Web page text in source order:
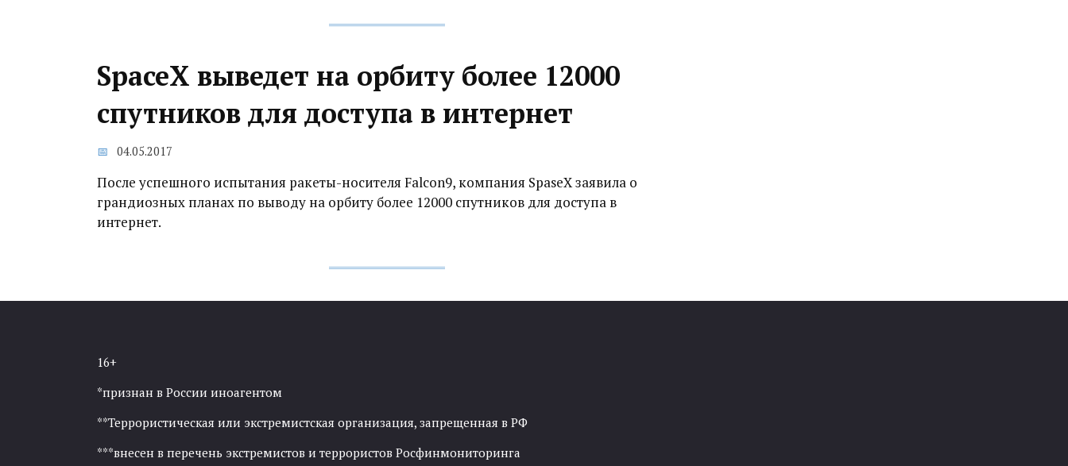
SpaceX выведет на орбиту более 12000
спутников для доступа в интернет
04.05.2017
После успешного испытания ракеты-носителя Falcon9, компания SpaseX заявила о
грандиозных планах по выводу на орбиту более 12000 спутников для доступа в
интернет.
16+
*признан в России иноагентом
**Террористическая или экстремистская организация, запрещенная в РФ
***внесен в перечень экстремистов и террористов Росфинмониторинга